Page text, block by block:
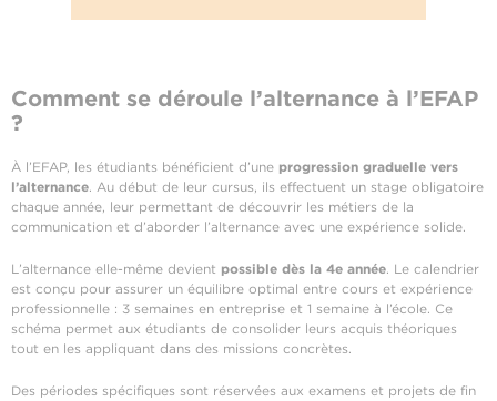
Comment se déroule l’alternance à l’EFAP
?
À l’EFAP, les étudiants bénéficient d’une progression graduelle vers
l’alternance. Au début de leur cursus, ils effectuent un stage obligatoire
chaque année, leur permettant de découvrir les métiers de la
communication et d’aborder l’alternance avec une expérience solide.
L’alternance elle-même devient possible dès la 4e année. Le calendrier
est conçu pour assurer un équilibre optimal entre cours et expérience
professionnelle : 3 semaines en entreprise et 1 semaine à l’école. Ce
schéma permet aux étudiants de consolider leurs acquis théoriques
tout en les appliquant dans des missions concrètes.
Des périodes spécifiques sont réservées aux examens et projets de fin